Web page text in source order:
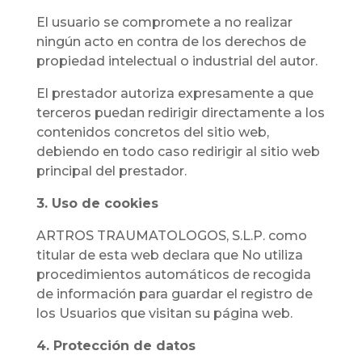
El usuario se compromete a no realizar
ningún acto en contra de los derechos de
propiedad intelectual o industrial del autor.
El prestador autoriza expresamente a que
terceros puedan redirigir directamente a los
contenidos concretos del sitio web,
debiendo en todo caso redirigir al sitio web
principal del prestador.
3. Uso de cookies
ARTROS TRAUMATOLOGOS, S.L.P. como
titular de esta web declara que No utiliza
procedimientos automáticos de recogida
de información para guardar el registro de
los Usuarios que visitan su página web.
4. Protección de datos